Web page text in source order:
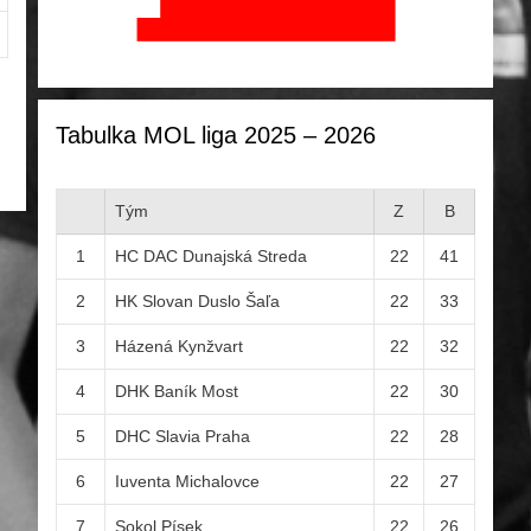
Tabulka MOL liga 2025 – 2026
Tým Z B
1 HC DAC Dunajská Streda 22 41
2 HK Slovan Duslo Šaľa 22 33
3 Házená Kynžvart 22 32
4 DHK Baník Most 22 30
5 DHC Slavia Praha 22 28
6 Iuventa Michalovce 22 27
7 Sokol Písek 22 26